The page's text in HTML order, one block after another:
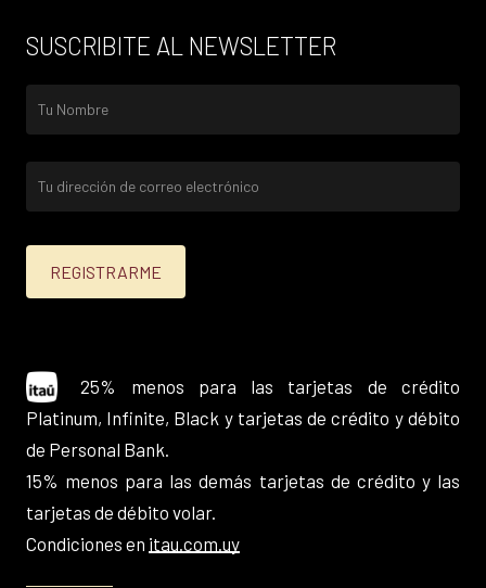
SUSCRIBITE AL NEWSLETTER
25% menos para las tarjetas de crédito
Platinum, Infinite, Black y tarjetas de crédito y débito
de Personal Bank.
15% menos para las demás tarjetas de crédito y las
tarjetas de débito volar.
Condiciones en itau.com.uy